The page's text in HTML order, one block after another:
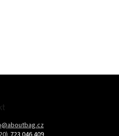
@aboutbag.cz